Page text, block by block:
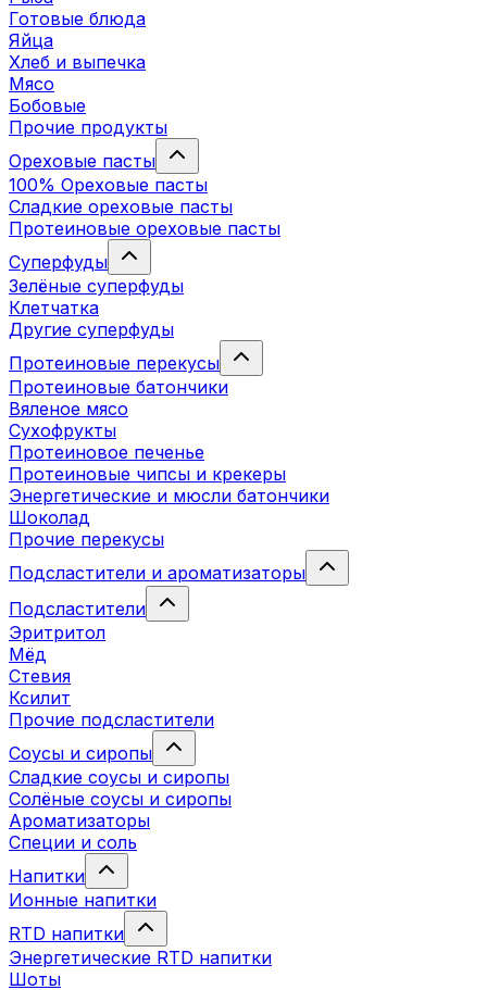
Готовые блюда
Яйца
Хлеб и выпечка
Мясо
Бобовые
Прочие продукты
Ореховые пасты
100% Ореховые пасты
Сладкие ореховые пасты
Протеиновые ореховые пасты
Суперфуды
Зелёные суперфуды
Клетчатка
Другие суперфуды
Протеиновые перекусы
Протеиновые батончики
Вяленое мясо
Сухофрукты
Протеиновое печенье
Протеиновые чипсы и крекеры
Энергетические и мюсли батончики
Шоколад
Прочие перекусы
Подсластители и ароматизаторы
Подсластители
Эритритол
Мёд
Стевия
Ксилит
Прочие подсластители
Соусы и сиропы
Сладкие соусы и сиропы
Солёные соусы и сиропы
Ароматизаторы
Специи и соль
Напитки
Ионные напитки
RTD напитки
Энергетические RTD напитки
Шоты